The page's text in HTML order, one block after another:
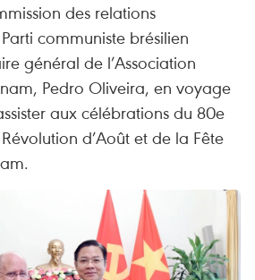
des relations
communiste brésilien
général de l’Association
Pedro Oliveira, en voyage
aux célébrations du 80e
d’Août et de la Fête